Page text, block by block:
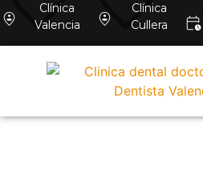
Clínica
Valencia
Clínica
Cullera